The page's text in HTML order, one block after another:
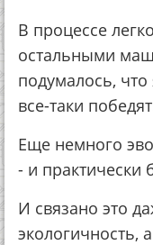
В процессе
остальными
подумалось,
все-таки
Еще немного
- и практически
И связано это
экологичность,